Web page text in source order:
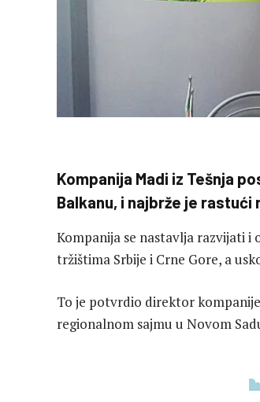
Kompanija Madi iz Tešnja
Balkanu, i najbrže je
Kompanija se nastavlja razvijati
tržištima Srbije i Crne Gore, a
To je potvrdio direktor
regionalnom sajmu u Novom